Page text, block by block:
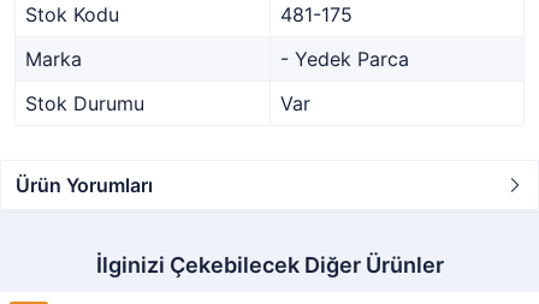
Stok Kodu
481-175
Marka
- Yedek Parca
Stok Durumu
Var
Ürün Yorumları
İlginizi Çekebilecek Diğer Ürünler